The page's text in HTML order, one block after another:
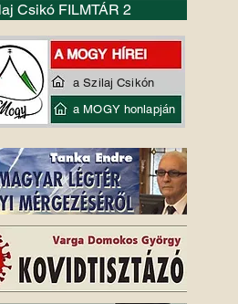
Csikó FILMTÁR 2
a Szilaj Csikón
a MOGY honlapján